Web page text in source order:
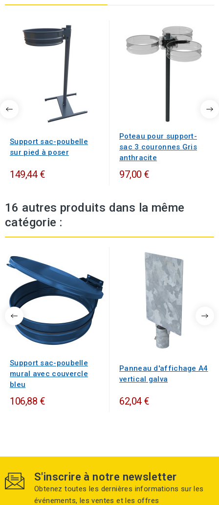
Support sac-poubelle
sur pied à poser
149,44 €
Poteau pour support-
sac 3 couronnes Gris
anthracite
97,00 €
16 autres produits dans la même
catégorie :
Support sac-poubelle
mural avec couvercle
bleu
106,88 €
Panneau d'affichage A4
vertical galva
62,04 €
S'inscrire à notre newsletter
Obtenez toutes les dernières informations sur les
événements, les ventes et les offres